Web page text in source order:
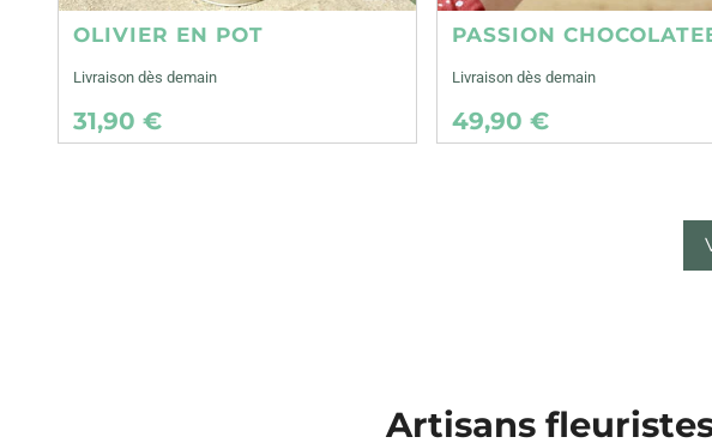
OLIVIER EN POT
Livraison dès demain
31,90 €
PASSION
Livraison dès demain
49,90 €
Artisans